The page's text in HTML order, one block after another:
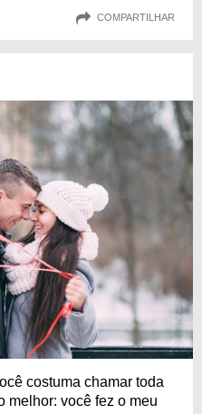
COMPARTILHAR
costuma chamar toda
melhor: você fez o meu